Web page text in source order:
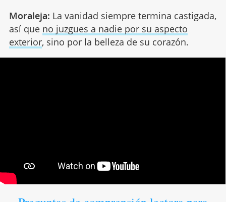
Moraleja: La vanidad siempre termina castigada,
así que no juzgues a nadie por su aspecto
exterior, sino por la belleza de su corazón.